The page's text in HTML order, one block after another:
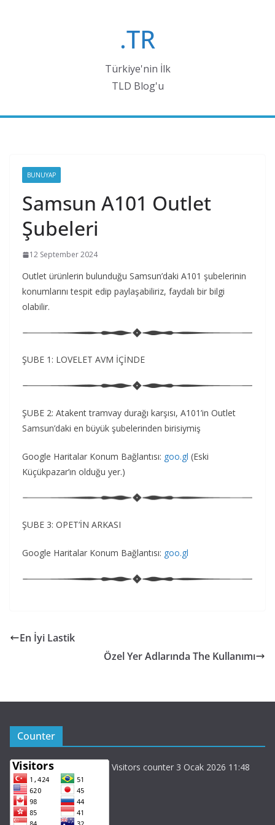
.TR
Türkiye'nin İlk
TLD Blog'u
BUNUYAP
Samsun A101 Outlet
Şubeleri
12 September 2024
Outlet ürünlerin bulunduğu Samsun’daki A101 şubelerinin
konumlarını tespit edip paylaşabiliriz, faydalı bir bilgi
olabilir.
ŞUBE 1: LOVELET AVM İÇİNDE
ŞUBE 2: Atakent tramvay durağı karşısı, A101’in Outlet
Samsun’daki en büyük şubelerinden birisiymiş
Google Haritalar Konum Bağlantısı: goo.gl (Eski
Küçükpazar’ın olduğu yer.)
ŞUBE 3: OPET’İN ARKASI
Google Haritalar Konum Bağlantısı: goo.gl
En İyi Lastik
Özel Yer Adlarında The Kullanımı
Counter
Visitors counter 3 Ocak 2026 11:48